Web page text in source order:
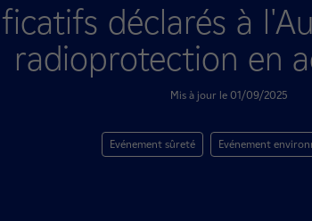
déclarés à
radioprotection en
Mis à jour le 01/09/2025
Evénement sûreté Evénement